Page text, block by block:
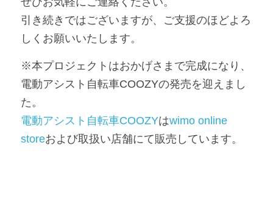
引き続きではございますが、ご支援のほどよろ
しくお願いいたします。
※本プロジェクトはおかげさまで完成になり、
電動アシスト自転車COOZYの発売を迎えまし
た。
電動アシスト自転車COOZYはwimo online
storeおよび取扱い店舗にて販売しています。